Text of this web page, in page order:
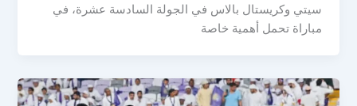
سيتي وكريستال بالاس في الجولة السادسة عشرة، في
مباراة تحمل أهمية خاصة